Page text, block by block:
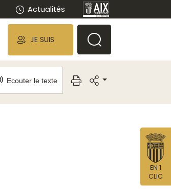
Actualités
JE SUIS
Ecouter le texte
EN 1
CLIC